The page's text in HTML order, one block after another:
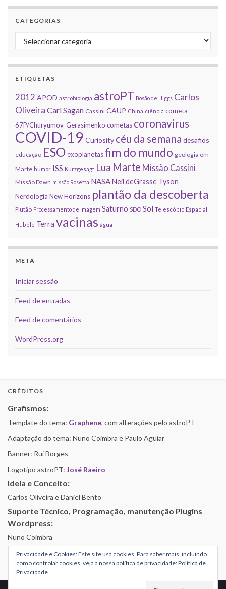
CATEGORIAS
Categorias
ETIQUETAS
2012 APOD astrobiologia astroPT Bosão de Higgs Carlos
Oliveira Carl Sagan Cassini CAUP China ciência cometa
67P/Churyumov-Gerasimenko cometas coronavirus
COVID-19 Curiosity céu da semana desafios
educação ESOexoplanetasfim do mundo geologia em
Marte humor ISS Kurzgesagt Lua Marte Missão Cassini
Missão Dawn missão Rosetta NASANeil deGrasse Tyson
Nerdologia New Horizons plantão da descoberta
Plutão Processamento de imagem Saturno SDO Sol Telescópio Espacial
Hubble Terra vacinas água
META
Iniciar sessão
Feed de entradas
Feed de comentários
WordPress.org
CRÉDITOS
Grafismos:
Template do tema: Graphene, com alterações pelo astroPT
Adaptação do tema: Nuno Coimbra e Paulo Aguiar
Banner: Rui Borges
Logotipo astroPT: José Raeiro
Ideia e Conceito:
Carlos Oliveira e Daniel Bento
Suporte Técnico, Programação, manutenção Plugins
Wordpress:
Nuno Coimbra
Alojamento por Simbiose
Privacidade e Cookies: Este site usa cookies. Para saber mais, incluindo
como controlar cookies, veja a nossa política de privacidade:Política de
Privacidade